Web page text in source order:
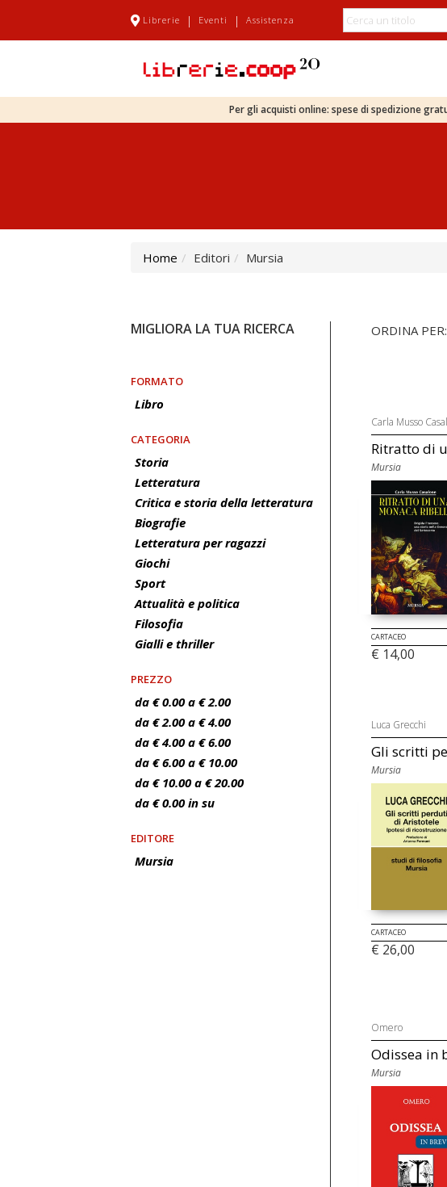
Librerie | Eventi | Assistenza
Per gli acquisti online: spese di spedizione
Home Editori Mursia
MIGLIORA LA TUA RICERCA
FORMATO
Libro
CATEGORIA
Storia
Letteratura
Critica e storia della letteratura
Biografie
Letteratura per ragazzi
Giochi
Sport
Attualità e politica
Filosofia
Gialli e thriller
PREZZO
da € 0.00 a € 2.00
da € 2.00 a € 4.00
da € 4.00 a € 6.00
da € 6.00 a € 10.00
da € 10.00 a € 20.00
da € 0.00 in su
EDITORE
Mursia
ORDINA PER:
Carla Musso
Ritratto di
Mursia
CARTACEO
€ 14,00
Luca Grecchi
Gli scritti
Mursia
CARTACEO
€ 26,00
Omero
Odissea in
Mursia